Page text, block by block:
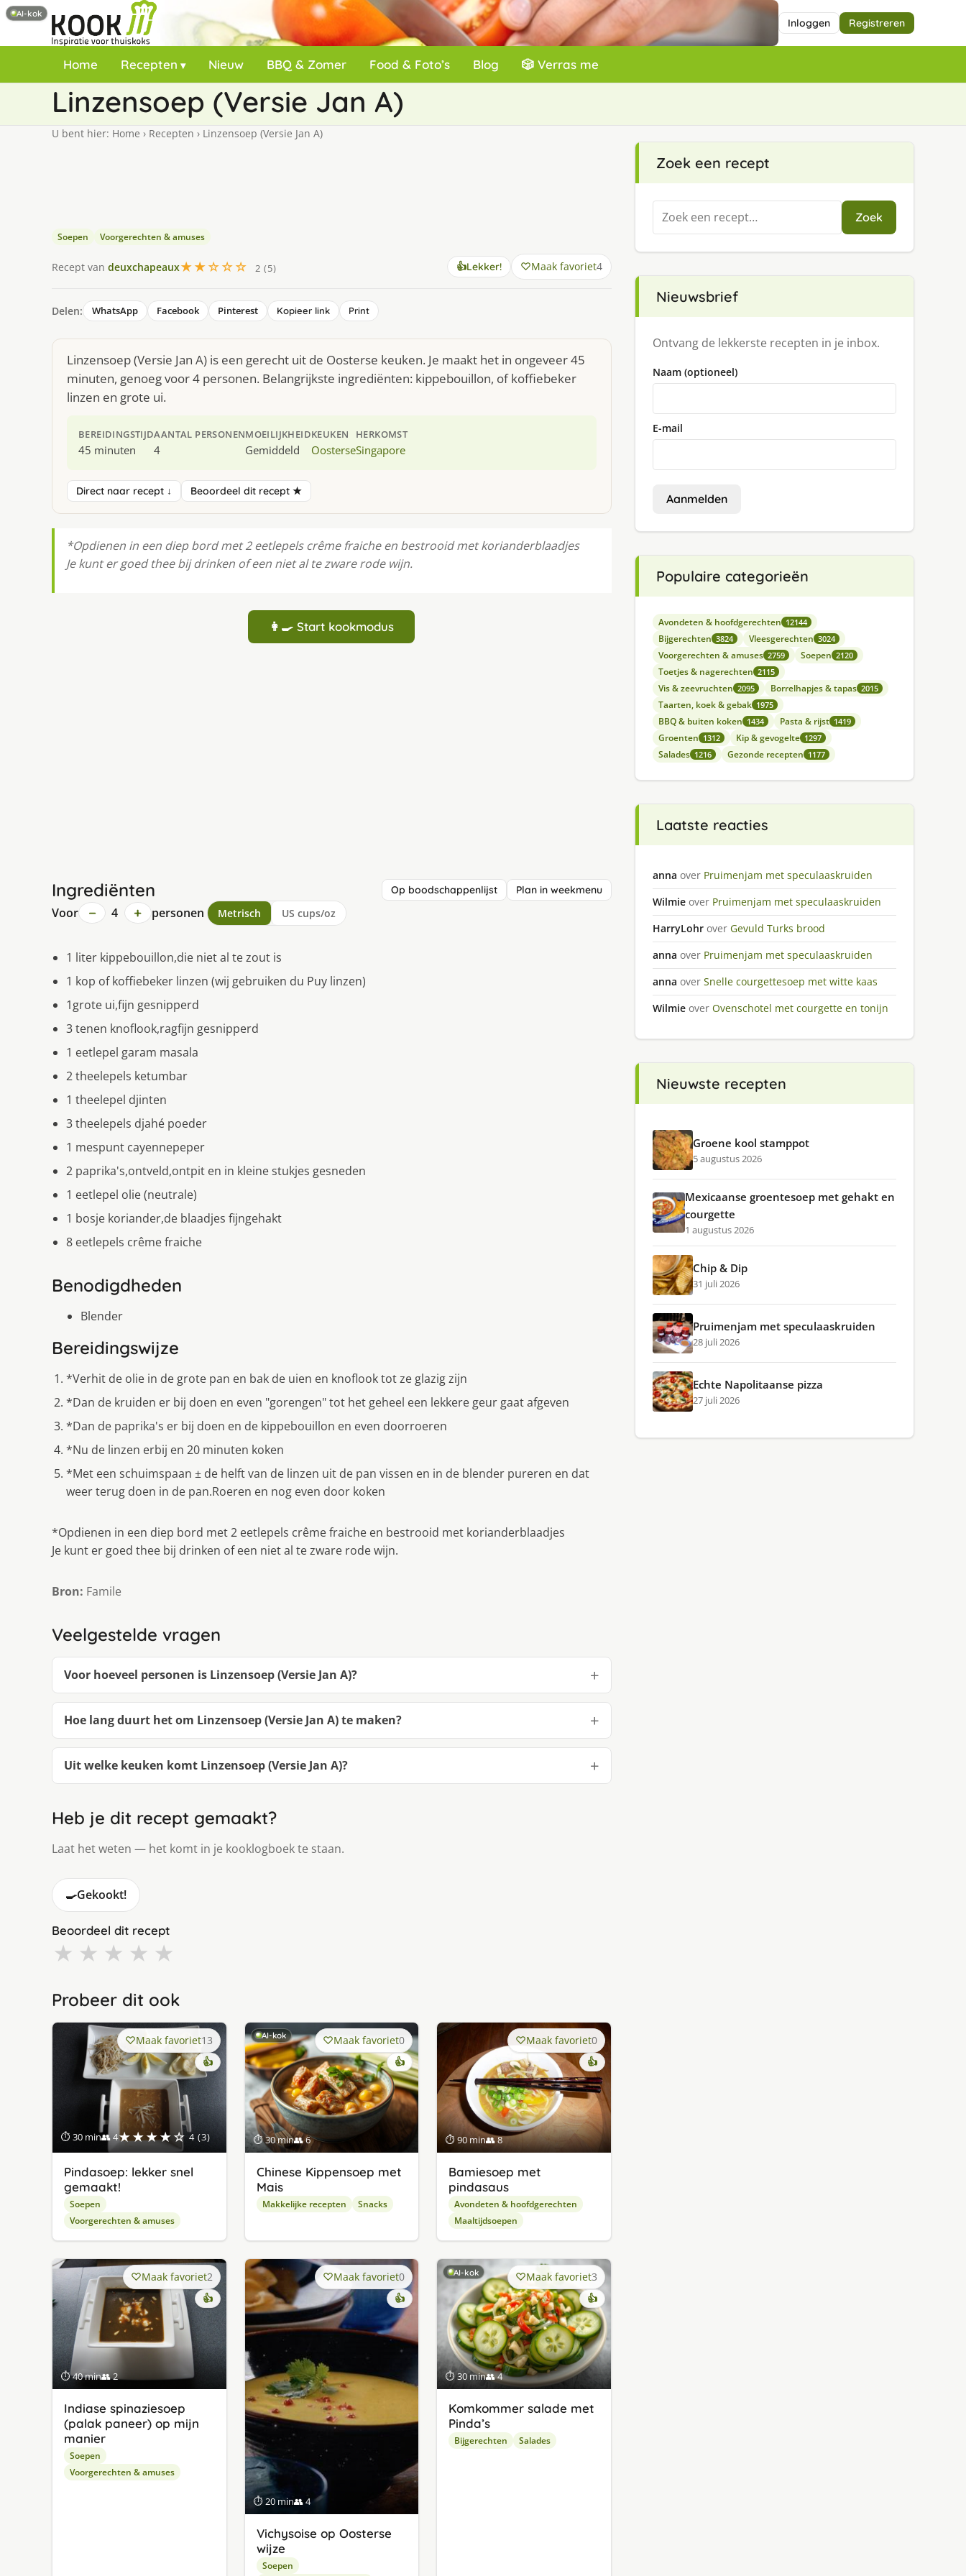
Inloggen Registreren
Home Recepten Nieuw BBQ & Zomer Food & Foto’s Blog 🎲 Verras me
Linzensoep (Versie Jan A)
U bent hier: Home › Recepten › Linzensoep (Versie Jan A)
Soepen Voorgerechten & amuses
Recept van deuxchapeaux★★☆☆☆ 2 (5) 👍Lekker! Maak favoriet4
Delen: WhatsApp Facebook Pinterest Kopieer link Print
Linzensoep (Versie Jan A) is een gerecht uit de Oosterse keuken. Je maakt het in ongeveer 45
minuten, genoeg voor 4 personen. Belangrijkste ingrediënten: kippebouillon, of koffiebeker
linzen en grote ui.
BEREIDINGSTIJD
45 minuten
AANTAL PERSONEN
4
MOEILIJKHEID
Gemiddeld
KEUKEN
Oosterse
HERKOMST
Singapore
Direct naar recept ↓ Beoordeel dit recept ★
*Opdienen in een diep bord met 2 eetlepels crême fraiche en bestrooid met korianderblaadjes
Je kunt er goed thee bij drinken of een niet al te zware rode wijn.
👩‍🍳 Start kookmodus
Ingrediënten Op boodschappenlijst Plan in weekmenu
Voor − 4 + personen Metrisch US cups/oz
1 liter kippebouillon,die niet al te zout is
1 kop of koffiebeker linzen (wij gebruiken du Puy linzen)
1grote ui,fijn gesnipperd
3 tenen knoflook,ragfijn gesnipperd
1 eetlepel garam masala
2 theelepels ketumbar
1 theelepel djinten
3 theelepels djahé poeder
1 mespunt cayennepeper
2 paprika's,ontveld,ontpit en in kleine stukjes gesneden
1 eetlepel olie (neutrale)
1 bosje koriander,de blaadjes fijngehakt
8 eetlepels crême fraiche
Benodigdheden
Blender
Bereidingswijze
*Verhit de olie in de grote pan en bak de uien en knoflook tot ze glazig zijn
*Dan de kruiden er bij doen en even "gorengen" tot het geheel een lekkere geur gaat afgeven
*Dan de paprika's er bij doen en de kippebouillon en even doorroeren
*Nu de linzen erbij en 20 minuten koken
*Met een schuimspaan ± de helft van de linzen uit de pan vissen en in de blender pureren en dat
weer terug doen in de pan.Roeren en nog even door koken
*Opdienen in een diep bord met 2 eetlepels crême fraiche en bestrooid met korianderblaadjes
Je kunt er goed thee bij drinken of een niet al te zware rode wijn.
Bron: Famile
Veelgestelde vragen
Voor hoeveel personen is Linzensoep (Versie Jan A)?
Hoe lang duurt het om Linzensoep (Versie Jan A) te maken?
Uit welke keuken komt Linzensoep (Versie Jan A)?
Heb je dit recept gemaakt?
Laat het weten — het komt in je kooklogboek te staan.
🍳Gekookt!
Beoordeel dit recept
★ ★ ★ ★ ★
Probeer dit ook
⏱ 30 min👥 4★★★★☆ 4 (3)
Maak favoriet13
👍
Pindasoep: lekker snel
gemaakt!
Soepen
Voorgerechten & amuses
AI-kok
⏱ 30 min👥 6
Maak favoriet0
👍
Chinese Kippensoep met
Mais
Makkelijke recepten Snacks
⏱ 90 min👥 8
Maak favoriet0
👍
Bamiesoep met
pindasaus
Avondeten & hoofdgerechten
Maaltijdsoepen
⏱ 40 min👥 2
Maak favoriet2
👍
Indiase spinaziesoep
(palak paneer) op mijn
manier
Soepen
Voorgerechten & amuses
⏱ 20 min👥 4
Maak favoriet0
👍
Vichysoise op Oosterse
wijze
Soepen
AI-kok
⏱ 30 min👥 4
Maak favoriet3
👍
Komkommer salade met
Pinda’s
Bijgerechten Salades
Zoek een recept
Zoeken
naar:
Zoek
Nieuwsbrief
Ontvang de lekkerste recepten in je inbox.
Naam (optioneel)
E-mail
Aanmelden
Populaire categorieën
Avondeten & hoofdgerechten 12144
Bijgerechten 3824 Vleesgerechten 3024
Voorgerechten & amuses 2759 Soepen 2120
Toetjes & nagerechten 2115
Vis & zeevruchten 2095 Borrelhapjes & tapas 2015
Taarten, koek & gebak 1975
BBQ & buiten koken 1434 Pasta & rijst 1419
Groenten 1312 Kip & gevogelte 1297
Salades 1216 Gezonde recepten 1177
Laatste reacties
anna over Pruimenjam met speculaaskruiden
Wilmie over Pruimenjam met speculaaskruiden
HarryLohr over Gevuld Turks brood
anna over Pruimenjam met speculaaskruiden
anna over Snelle courgettesoep met witte kaas
Wilmie over Ovenschotel met courgette en tonijn
Nieuwste recepten
Groene kool stamppot
5 augustus 2026
Mexicaanse groentesoep met gehakt en
courgette
1 augustus 2026
Chip & Dip
31 juli 2026
Pruimenjam met speculaaskruiden
28 juli 2026
AI-kok
Echte Napolitaanse pizza
27 juli 2026